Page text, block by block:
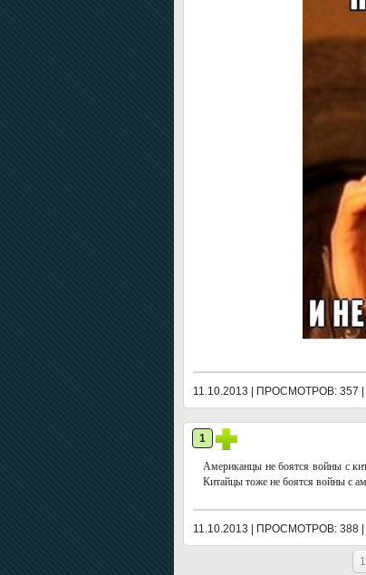
11.10.2013 | ПРОСМОТРОВ: 357
1
Американцы не боятся войны с
Китайцы тоже не боятся войны с
11.10.2013 | ПРОСМОТРОВ: 388